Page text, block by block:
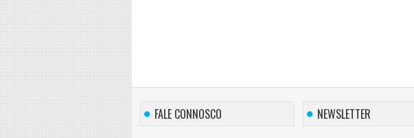
FALE CONNOSCO NEWSLETTER